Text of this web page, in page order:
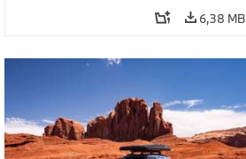
6,38 MB